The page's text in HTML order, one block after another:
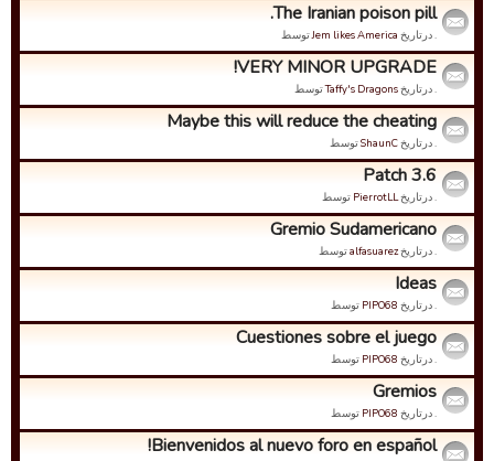
The Iranian poison pill.
. درتاریخ Jem likes Americaتوسط
VERY MINOR UPGRADE!
. درتاریخTaffy's Dragonsتوسط
Maybe this will reduce the cheating
. درتاریخShaunCتوسط
Patch 3.6
. درتاریخPierrotLL توسط
Gremio Sudamericano
. درتاریخalfasuarezتوسط
Ideas
. درتاریخ PIPO68 توسط
Cuestiones sobre el juego
. درتاریخ PIPO68 توسط
Gremios
. درتاریخ PIPO68 توسط
Bienvenidos al nuevo foro en español!